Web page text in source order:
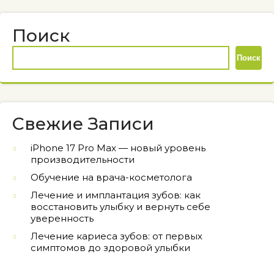
Поиск
Поиск
Свежие Записи
iPhone 17 Pro Max — новый уровень
производительности
Обучение на врача-косметолога
Лечение и имплантация зубов: как
восстановить улыбку и вернуть себе
уверенность
Лечение кариеса зубов: от первых
симптомов до здоровой улыбки